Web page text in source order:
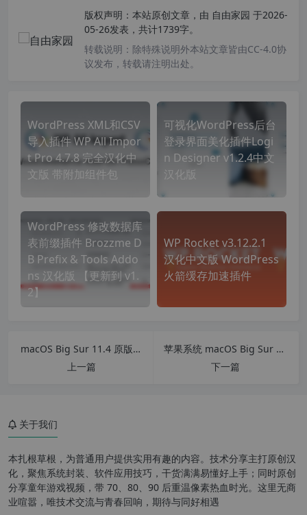
版权声明： 本站原创文章，由 自由家园 于2026-
05-26发表，共计1739字。
转载说明： 除特殊说明外本站文章皆由CC-4.0协
议发布，转载请注明出处。
WordPress XML和CSV
导入插件 WP All Impor
t Pro 4.7.8 完全汉化中
文版 带附加组件包
可视化WordPress后台
登录界面美化插件Logi
n Designer v1.2.4中文
汉化版
WordPress 修改数据库
表前缀插件 Brozzme D
B Prefix & Tools Addo
ns 汉化版 【更新到 v1.
2】
WP Rocket v3.12.2.1
汉化中文版 WordPress
火箭缓存加速插件
macOS Big Sur 11.4 原版引导镜像
上一篇
苹果系统 macOS Big Sur 11.4 原版引导镜像安装教程
下一篇
关于我们
本扎根草根，为普通用户提供实用有趣的内容。技术分享主打原创汉
化，聚焦系统封装、软件应用技巧，干货满满易懂好上手；同时原创
分享童年游戏视频，带 70、80、90 后重温像素热血时光。这里无商
业喧嚣，唯技术交流与青春回响，期待与同好相遇